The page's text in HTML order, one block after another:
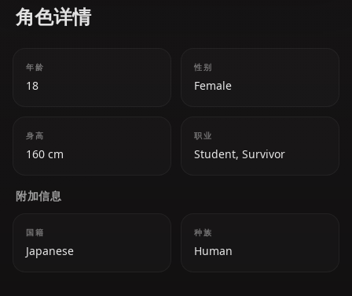
角色详情
年龄
18
性别
Female
身高
160 cm
职业
Student, Survivor
附加信息
国籍
Japanese
种族
Human